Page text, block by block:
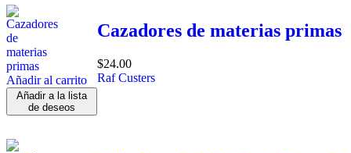
Añadir al carrito
Añadir a la lista
de deseos
Cazadores de materias primas
$24.00
Raf Custers